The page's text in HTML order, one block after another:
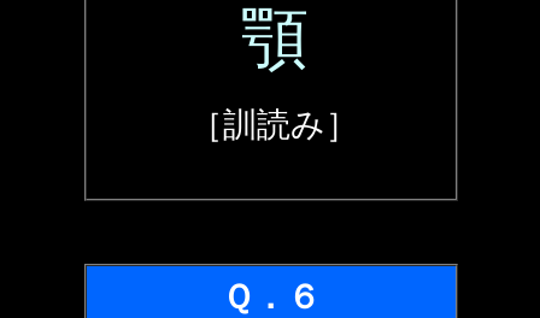
顎
［訓読み］
Ｑ．６